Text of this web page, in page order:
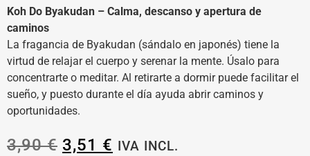
Koh Do Byakudan – Calma, descanso y apertura de
caminos
La fragancia de Byakudan (sándalo en japonés) tiene la
virtud de relajar el cuerpo y serenar la mente. Úsalo para
concentrarte o meditar. Al retirarte a dormir puede facilitar el
sueño, y puesto durante el día ayuda abrir caminos y
oportunidades.
3,90€ 3,51 € IVA INCL.